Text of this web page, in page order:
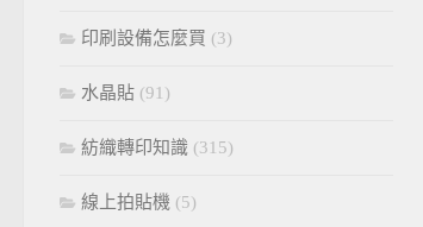
印刷設備怎麼買 (3)
水晶貼 (91)
紡織轉印知識 (315)
線上拍貼機 (5)